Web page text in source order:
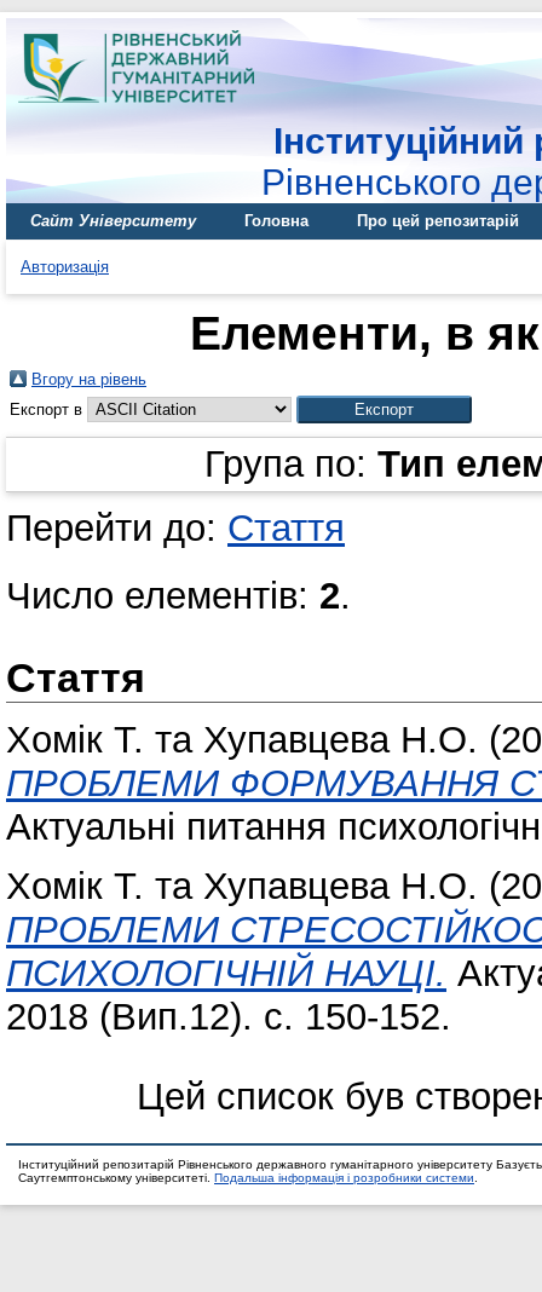
Інституційний
Рівненського
Сайт Університету Головна Про цей репозитарій
Авторизація
Елементи, в
Вгору на рівень
Експорт в
Група по: Тип
Перейти до: Стаття
Число елементів: 2.
Стаття
Хомік Т. та Хупавцева Н.О.
ПРОБЛЕМИ ФОРМУВАННЯ
Актуальні питання
Хомік Т. та Хупавцева Н.О.
ПРОБЛЕМИ
ПСИХОЛОГІЧНІЙ НАУЦІ.
2018 (Вип.12). с. 150-152.
Цей список був
Інституційний репозитарій Рівненського державного гуманітарного університету
Саутгемптонському університеті. Подальша інформація і розробники системи